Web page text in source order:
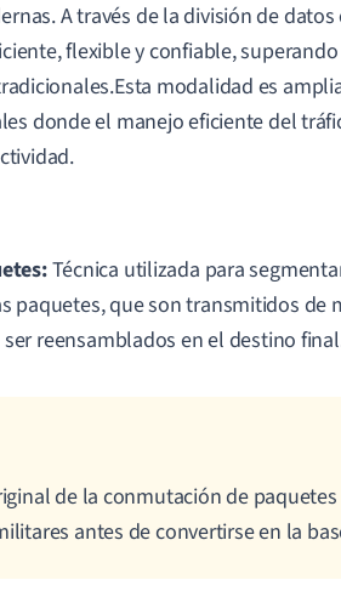
A través de la división de
flexible y confiable,
modalidad es
donde el manejo eficiente del
Técnica utilizada para
paquetes, que son transmitidos de
reensamblados en el destino
de la conmutación de
antes de convertirse en la